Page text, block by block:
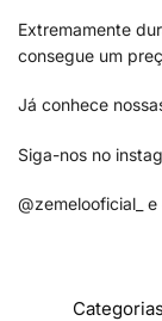
Extremamente
consegue um
Já conhece
Siga-nos no
@zemelooficial_ e